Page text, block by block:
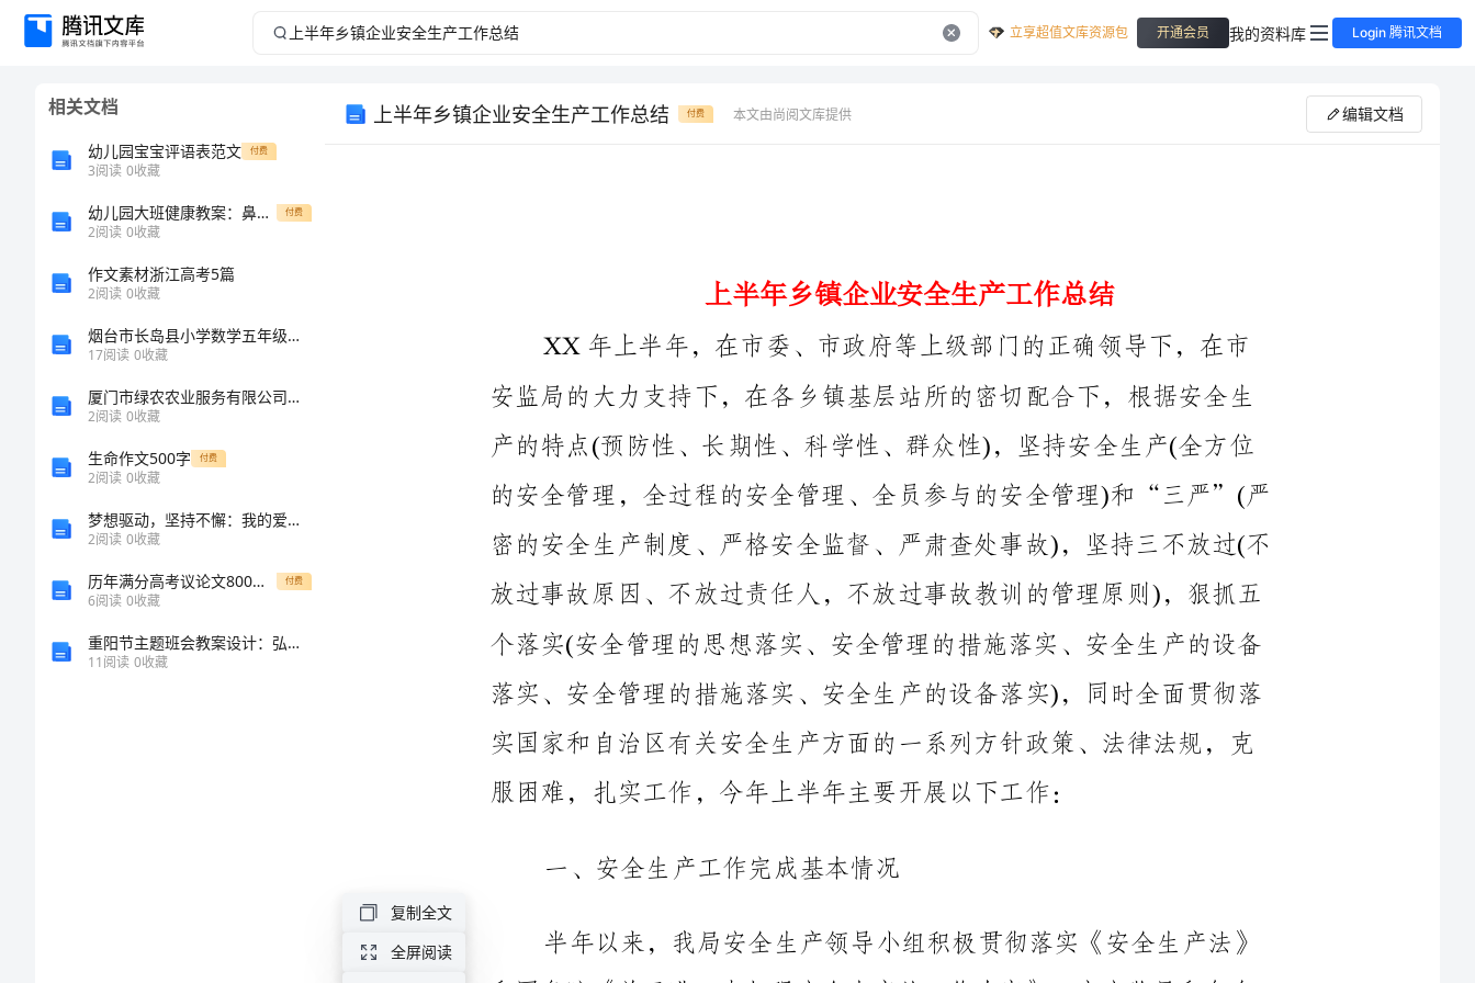
上
立享超值文库资源包 开通会员 我的资料库 Login 腾讯文档
相关文档
幼儿园宝宝评语表范文 付费
3阅读 0收藏
幼儿园大班健康教案：鼻子的故事（通用10篇） 付费
2阅读 0收藏
作文素材浙江高考5篇
2阅读 0收藏
烟台市长岛县小学数学五年级下学期数学期中试卷
17阅读 0收藏
厦门市绿农农业服务有限公司介绍企业发展分析报告
2阅读 0收藏
生命作文500字 付费
2阅读 0收藏
梦想驱动，坚持不懈：我的爱生活演讲
2阅读 0收藏
历年满分高考议论文800字(精选5篇) 付费
6阅读 0收藏
重阳节主题班会教案设计：弘扬传统美德，培养人才
11阅读 0收藏
上半年乡镇企业安全生产工作总结 付费 本文由尚阅文库提供 编辑文档
有所进步，取得良好成绩，对各乡镇场、乡镇企业进行安全检查次数
XX年上半年，在市委、市政府等上级部门的正确领导下，在市
产的特点(预防性、长期性、科学性、群众性)，坚持安全生产(全方位
的安全管理，全过程的安全管理、全员参与的安全管理)和“三严”(严
密的安全生产制度、严格安全监督、严肃查处事故)，坚持三不放过(不
放过事故原因、不放过责任人，不放过事故教训的管理原则)，狠抓五
落实、安全管理的措施落实、安全生产的设备落实)，同时全面贯彻落
实国家和自治区有关安全生产方面的一系列方针政策、法律法规，克
服困难，扎实工作，今年上半年主要开展以下工作：
一、安全生产工作完成基本情况
半年以来，我局安全生产领导小组积极贯彻落实《安全生产法》
和国务院《关于进一步加强安全生产的工作决定》，市安监局和各乡
复制全文
全屏阅读